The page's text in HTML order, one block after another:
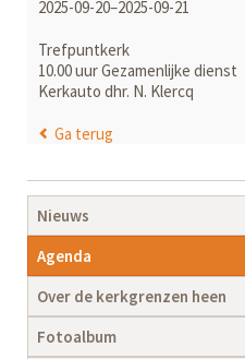
2025-09-20–2025-09-21
Trefpuntkerk
10.00 uur Gezamenlijke dienst
Kerkauto dhr. N. Klercq
Ga terug
Navigatie
overslaan
Nieuws
Agenda
Over de kerkgrenzen heen
Fotoalbum